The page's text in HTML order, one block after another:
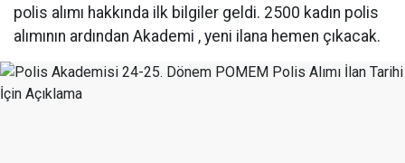
polis alımı hakkında ilk bilgiler geldi. 2500 kadın polis
alımının ardından Akademi , yeni ilana hemen çıkacak.